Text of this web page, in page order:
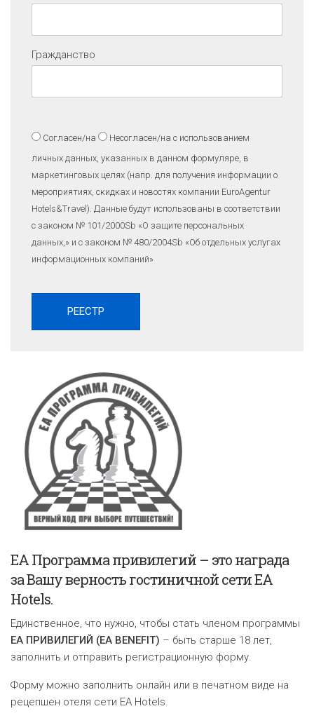
Гражданство
Согласен/на Несогласен/на с использованием
личных данных, указанных в данном формуляре, в
маркетинговых целях (напр. для получения информации о
мероприятиях, скидках и новостях компании EuroAgentur
Hotels&Travel). Данные будут использованы в соответствии
с законом № 101/2000Sb «O защите персональных
данных,» и с законом № 480/2004Sb «Об отдельных услугах
информационных компаний»
EA Программа привилегий – это награда
за Вашу верность гостиничной сети EA
Hotels.
Единственное, что нужно, чтобы стать членом программы
ЕА ПРИВИЛЕГИЙ (EA BENEFIT) – быть старше 18 лет,
заполнить и отправить регистрационную форму.
Форму можно заполнить онлайн или в печатном виде на
рецепшен отеля сети EA Hotels.